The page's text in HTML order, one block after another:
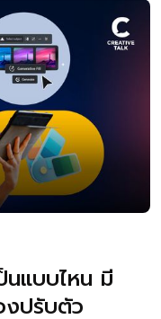
นแบบไหน มี
งปรับตัว